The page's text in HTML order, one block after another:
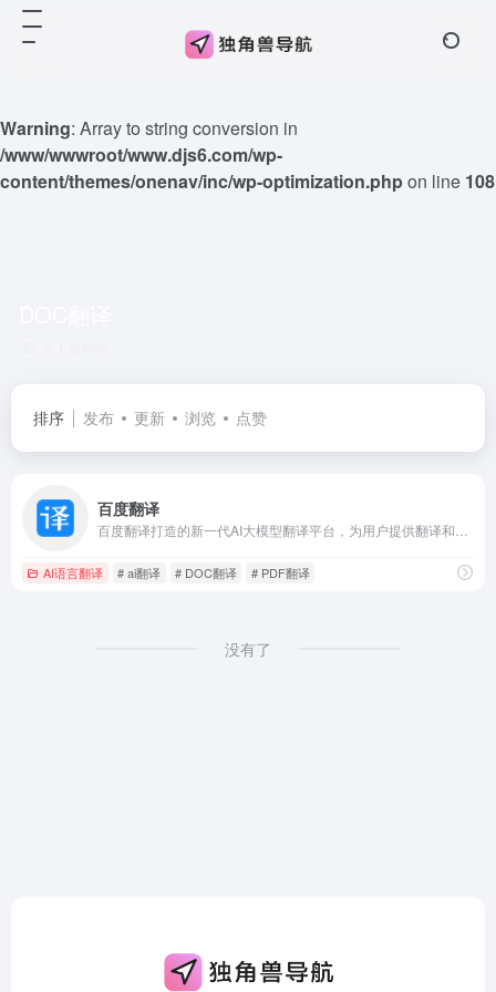
Warning: Array to string conversion in
/www/wwwroot/www.djs6.com/wp-
content/themes/onenav/inc/wp-optimization.phpon line 108
排序 发布 更新 浏览 点赞
百度翻译
AI语言翻译 # ai翻译 # DOC翻译 # PDF翻译
没有了